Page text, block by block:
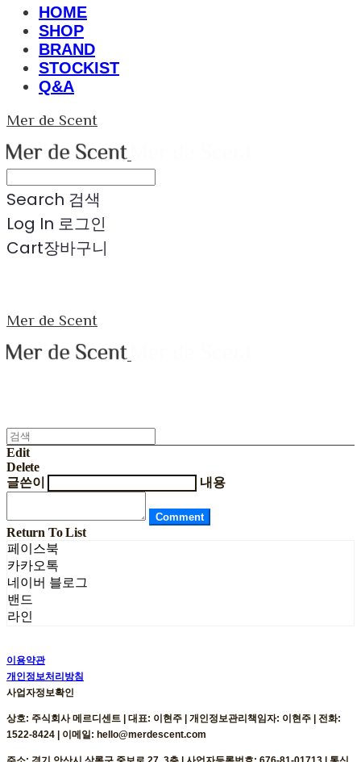
HOME
SHOP
BRAND
STOCKIST
Q&A
Mer de Scent
Search 검색
Log In 로그인
Cart장바구니
Mer de Scent
Edit
Delete
글쓴이
내용
Comment
Return To List
페이스북
카카오톡
네이버 블로그
밴드
라인
이용약관
개인정보처리방침
사업자정보확인
상호: 주식회사 메르디센트 | 대표: 이현주 | 개인정보관리책임자: 이현주 | 전화:
1522-8424 | 이메일: hello@merdescent.com